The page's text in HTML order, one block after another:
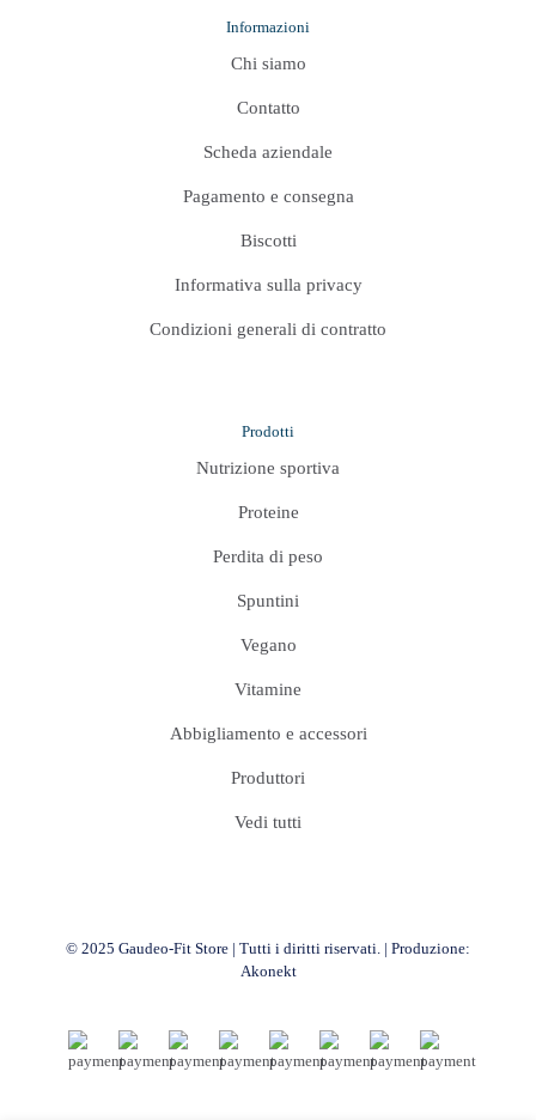
Informazioni
Chi siamo
Contatto
Scheda aziendale
Pagamento e consegna
Biscotti
Informativa sulla privacy
Condizioni generali di contratto
Prodotti
Nutrizione sportiva
Proteine
Perdita di peso
Spuntini
Vegano
Vitamine
Abbigliamento e accessori
Produttori
Vedi tutti
© 2025 Gaudeo-Fit Store | Tutti i diritti riservati. | Produzione:
Akonekt